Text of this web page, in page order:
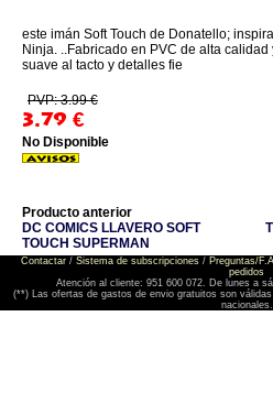
este imán Soft Touch de Donatello;
Ninja. ..Fabricado en PVC de alta
suave al tacto y detalles fie
PVP: 3.99 €
3.79 €
No Disponible
Producto anterior
DC COMICS LLAVERO SOFT
TOUCH SUPERMAN
Contactar/ Sistema de subscripciones/ Preguntas/
pedidos
Atención al cliente: 951 600 072. De lunes a
(**) Las ofertas de gastos de envio gratuitos son
nacionales.